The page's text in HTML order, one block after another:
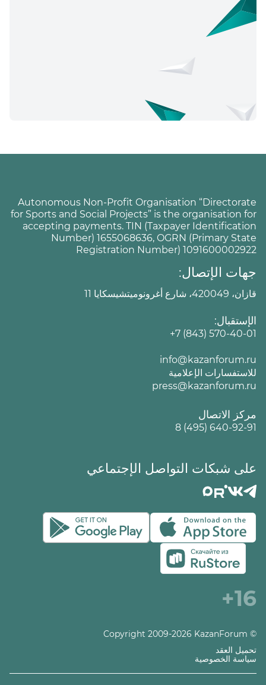
Autonomous Non-Profit Organisation “Directorate
for Sports and Social Projects” is the organisation for
accepting payments. TIN (Taxpayer Identification
Number) 1655068636, OGRN (Primary State
Registration Number) 1091600002922
جهات الإتصال:
قازان، 420049، شارع أغرونوميتشيسكايا 11
الإستقبال:
+7 (843) 570-40-01
info@kazanforum.ru
للاستفسارات الإعلامية
press@kazanforum.ru
مركز الاتصال
8 (495) 640-92-91
على شبكات التواصل الإجتماعي
16+
سياسة الخصوصية
تحميل العقد
© Copyright 2009-2026 KazanForum